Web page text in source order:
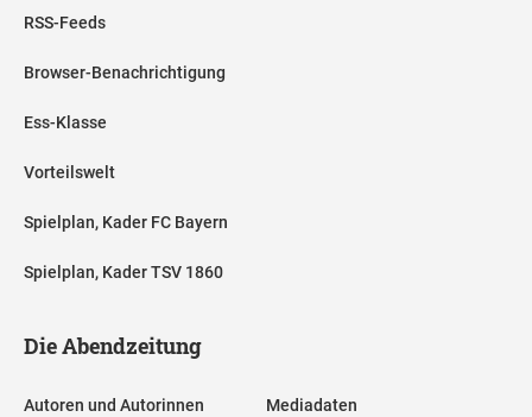
RSS-Feeds
Browser-Benachrichtigung
Ess-Klasse
Vorteilswelt
Spielplan, Kader FC Bayern
Spielplan, Kader TSV 1860
Die Abendzeitung
Autoren und Autorinnen Mediadaten